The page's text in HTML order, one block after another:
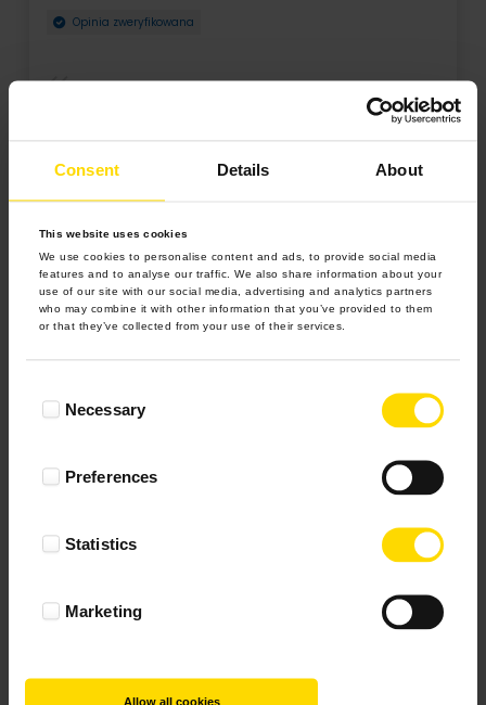
Consent Details About
This website uses cookies
We use cookies to personalise content and ads, to provide social media
features and to analyse our traffic. We also share information about your
use of our site with our social media, advertising and analytics partners
who may combine it with other information that you’ve provided to them
or that they’ve collected from your use of their services.
SelectionNecessary
Preferences
Statistics
Marketing
Allow all cookies
Opinia zweryfikowana
Wszystko super szkoda że kartki w kalendarzu od maja
Rozwiń
4.9 z 5.0
Najbardziej pomocne oceny, które doradzą Ci